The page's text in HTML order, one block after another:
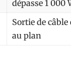
dépasse 1 000
Sortie de
au plan